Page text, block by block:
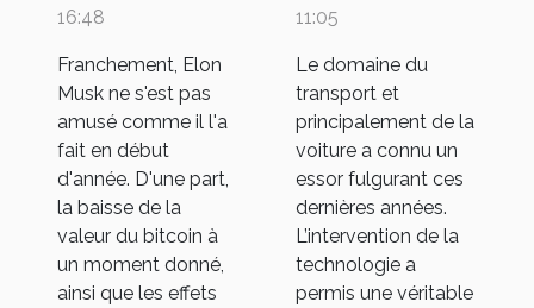
cynisme du
chinois
16:48
Franchement, Elon
Musk ne s'est pas
amusé comme il l'a
fait en début
d'année. D'une part,
la baisse de la
valeur du bitcoin à
un moment donné,
ainsi que les effets
quelle boîte de
11:05
Le domaine du
transport et
principalement de la
voiture a connu un
essor fulgurant ces
dernières années.
L’intervention de la
technologie a
permis une véritable